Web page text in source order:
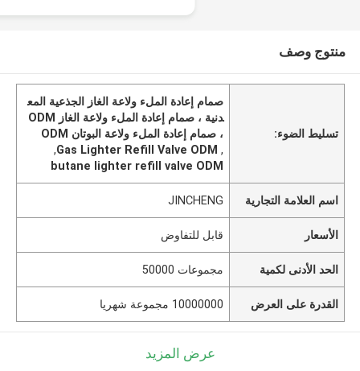
منتوج وصف
تسليط الضوء:
صمام إعادة الملء ولاعة الغاز الجذعية المع
دنية ، صمام إعادة الملء ولاعة الغاز ODM
، صمام إعادة الملء ولاعة البوتان ODM
,
Gas Lighter Refill Valve ODM
,
butane lighter refill valve ODM
اسم العلامة التجارية JINCHENG
الأسعار قابل للتفاوض
الحد الأدنى لكمية مجموعات 50000
القدرة على العرض 10000000 مجموعة شهريا
عرض المزيد